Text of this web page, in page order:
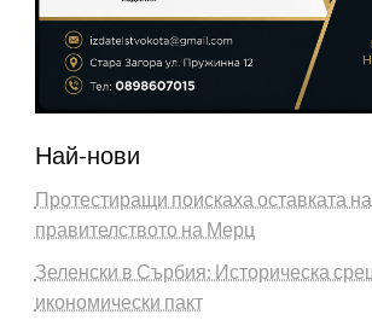
Най-нови
Протестиращи поискаха оставката на
правителството на Мерц
Зеленски в Сърбия: Историческа
икономически пакт